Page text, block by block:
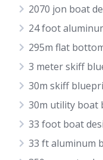
2070 jon boat
24 foot
295m flat
3 meter skiff
30m skiff
30m utility boat
33 foot boat
33 ft aluminum